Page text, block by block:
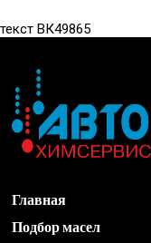
текст ВК49865
Главная
Подбор масел